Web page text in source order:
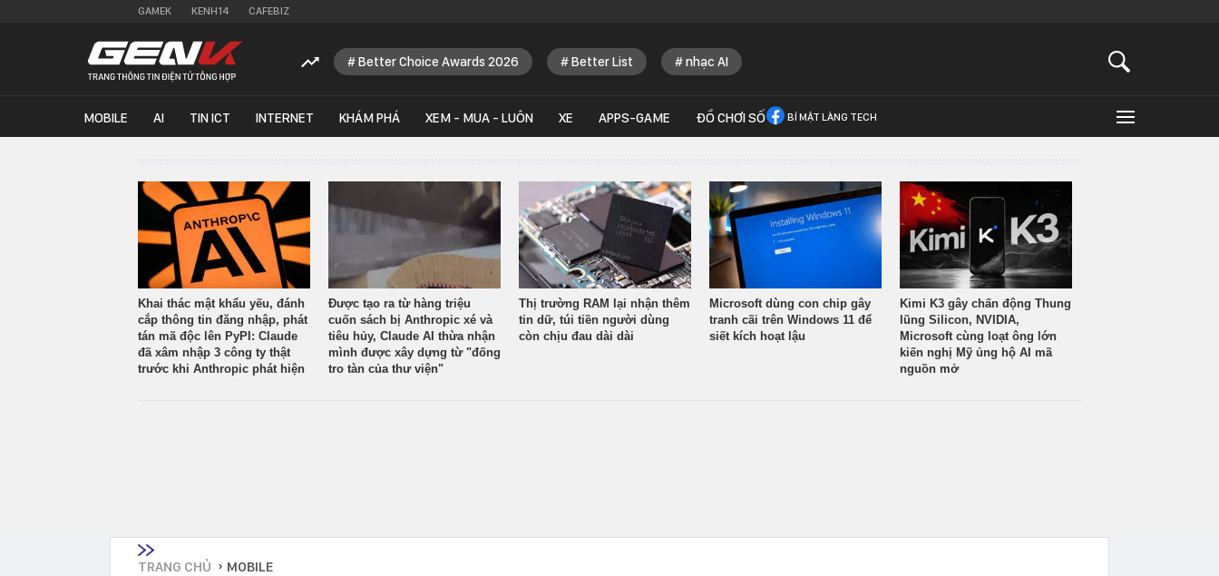
GAMEK KENH14 CAFEBIZ
Better Choice Awards 2026 Better List nhạc AI
MOBILE AI TIN ICT INTERNET KHÁM PHÁ XEM - MUA - LUÔN XE APPS-GAME ĐỒ CHƠI SỐ BÍ MẬT LÀNG TECH
Khai thác mật khẩu yếu, đánh
cắp thông tin đăng nhập, phát
tán mã độc lên PyPI: Claude
đã xâm nhập 3 công ty thật
trước khi Anthropic phát hiện
Được tạo ra từ hàng triệu
cuốn sách bị Anthropic xé và
tiêu hủy, Claude AI thừa nhận
mình được xây dựng từ "đống
tro tàn của thư viện"
Thị trường RAM lại nhận thêm
tin dữ, túi tiền người dùng
còn chịu đau dài dài
Microsoft dùng con chip gây
tranh cãi trên Windows 11 để
siết kích hoạt lậu
Kimi K3 gây chấn động Thung
lũng Silicon, NVIDIA,
Microsoft cùng loạt ông lớn
kiến nghị Mỹ ủng hộ AI mã
nguồn mở
TRANG CHỦ › MOBILE